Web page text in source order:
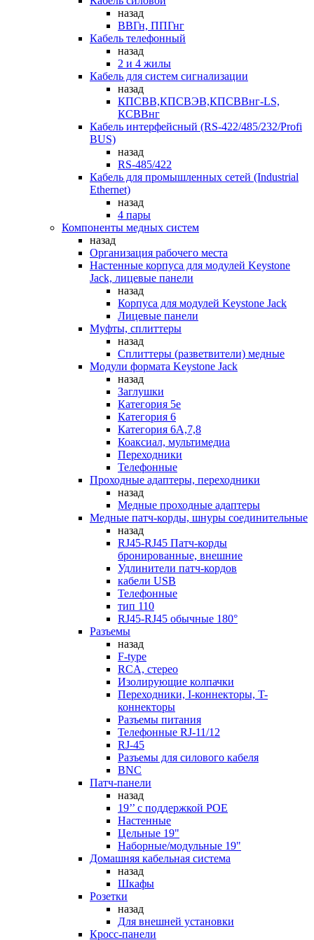
назад
ВВГн, ППГнг
Кабель телефонный
назад
2 и 4 жилы
Кабель для систем сигнализации
назад
КПСВВ,КПСВЭВ,КПСВВнг-LS,
КСВВнг
Кабель интерфейсный (RS-422/485/232/Profi
BUS)
назад
RS-485/422
Кабель для промышленных сетей (Industrial
Ethernet)
назад
4 пары
Компоненты медных систем
назад
Организация рабочего места
Настенные корпуса для модулей Keystone
Jack, лицевые панели
назад
Корпуса для модулей Keystone Jack
Лицевые панели
Муфты, сплиттеры
назад
Сплиттеры (разветвители) медные
Модули формата Keystone Jack
назад
Заглушки
Категория 5е
Категория 6
Категория 6А,7,8
Коаксиал, мультимедиа
Переходники
Телефонные
Проходные адаптеры, переходники
назад
Медные проходные адаптеры
Медные патч-корды, шнуры соединительные
назад
RJ45-RJ45 Патч-корды
бронированные, внешние
Удлинители патч-кордов
кабели USB
Телефонные
тип 110
RJ45-RJ45 обычные 180°
Разъемы
назад
F-type
RCA, стерео
Изолирующие колпачки
Переходники, I-коннекторы, T-
коннекторы
Разъемы питания
Телефонные RJ-11/12
RJ-45
Разъемы для силового кабеля
BNC
Патч-панели
назад
19’’ с поддержкой POE
Настенные
Цельные 19"
Наборные/модульные 19"
Домашняя кабельная система
назад
Шкафы
Розетки
назад
Для внешней установки
Кросс-панели